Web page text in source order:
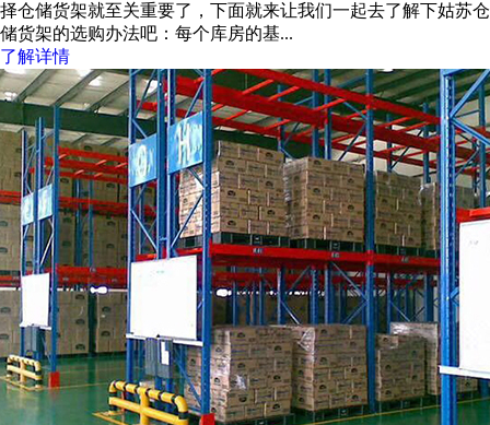
择仓储货架就至关重要了，下面就来让我们一起去了解下姑苏仓
储货架的选购办法吧：每个库房的基...
了解详情